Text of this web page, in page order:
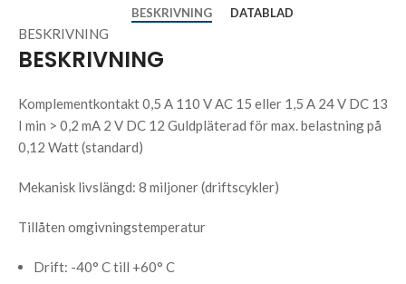
BESKRIVNING DATABLAD
BESKRIVNING
BESKRIVNING
Komplementkontakt 0,5 A 110 V AC 15 eller 1,5 A 24 V DC 13
I min > 0,2 mA 2 V DC 12 Guldpläterad för max. belastning på
0,12 Watt (standard)
Mekanisk livslängd: 8 miljoner (driftscykler)
Tillåten omgivningstemperatur
Drift: -40° C till +60° C